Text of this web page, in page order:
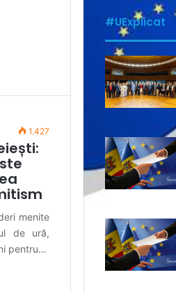
1.427
menite
de ură,
pentru…
#UExplicat